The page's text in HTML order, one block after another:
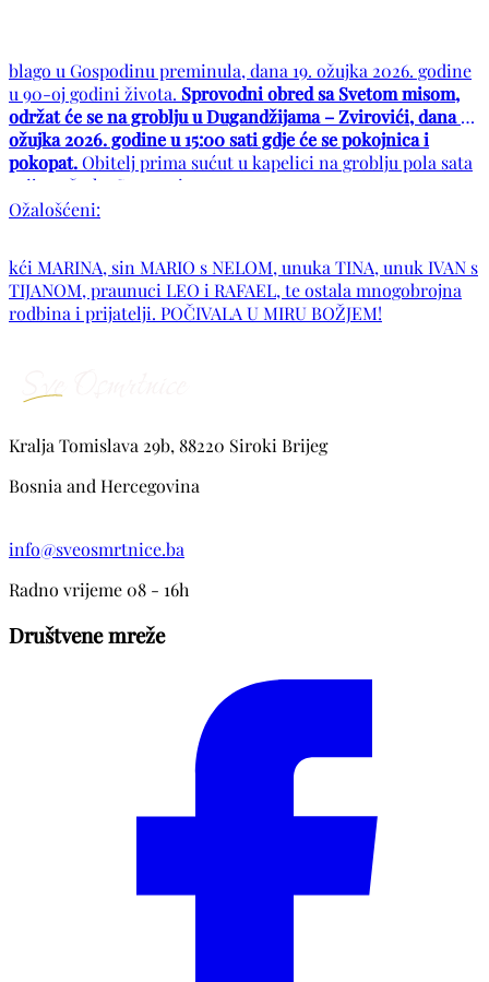
blago u Gospodinu preminula, dana 19. ožujka 2026. godine
u 90-oj godini života. Sprovodni obred sa Svetom misom,
održat će se na groblju u Dugandžijama – Zvirovići, dana 21.
ožujka 2026. godine u 15:00 sati gdje će se pokojnica i
pokopat.
prije početka Svete mise.
Ožalošćeni:
kći MARINA, sin MARIO s NELOM, unuka TINA, unuk IVAN s
TIJANOM, praunuci LEO i RAFAEL, te ostala mnogobrojna
rodbina i prijatelji. POČIVALA U MIRU BOŽJEM!
Kralja Tomislava 29b, 88220 Siroki Brijeg
Bosnia and Hercegovina
info@sveosmrtnice.ba
Radno vrijeme 08 - 16h
Društvene mreže